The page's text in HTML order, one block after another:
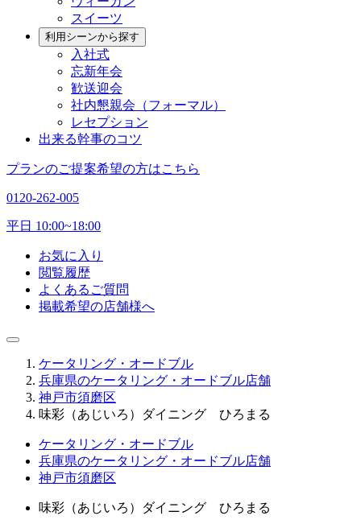
スイーツ
利用シーンから探す
入社式
忘新年会
歓送迎会
社内懇親会（フォーマル）
レセプション
出来る幹事のコツ
プランのご提案希望の方はこちら
0120-262-005
平日 10:00~18:00
お気に入り
閲覧履歴
よくあるご質問
掲載希望の店舗様へ
ケータリング・オードブル
兵庫県のケータリング・オードブル店舗
神戸市須磨区
味彩（あじいろ）ダイニング ひろまる
ケータリング・オードブル
兵庫県のケータリング・オードブル店舗
神戸市須磨区
味彩（あじいろ）ダイニング ひろまる